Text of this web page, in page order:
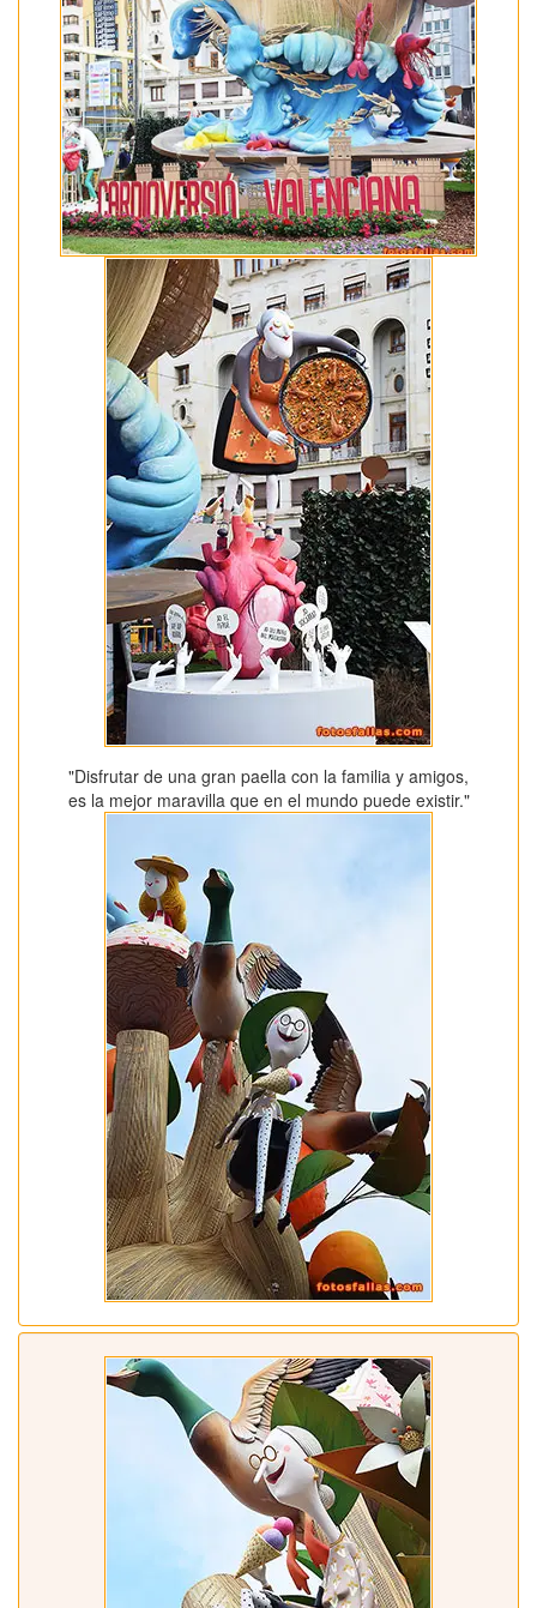
"Disfrutar de una gran paella con la familia y amigos,
es la mejor maravilla que en el mundo puede existir."